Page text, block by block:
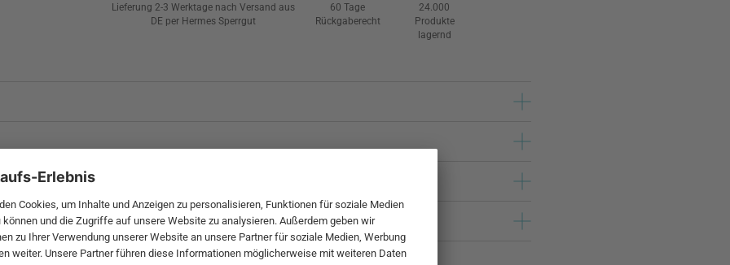
Lieferung 2-3 Werktage nach Versand aus
DE per Hermes Sperrgut
60 Tage
Rückgaberecht
24.000
Produkte
lagernd